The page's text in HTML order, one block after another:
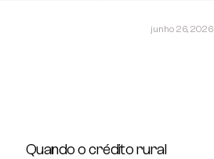
junho 26, 2026
Quando o crédito rural